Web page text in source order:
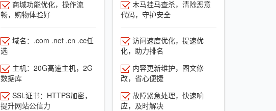
商城功能优化，操作流
畅，购物体验好
域名：.com .net .cn .cc任
选
主机：20G高速主机，2G
数据库
SSL证书：HTTPS加密，
提升网站公信力
木马挂马查杀，清除恶意
代码，守护安全
访问速度优化，提速优
化，助力排名
内容更新维护，图文修
改，省心便捷
故障紧急处理，快速响
应，及时解决